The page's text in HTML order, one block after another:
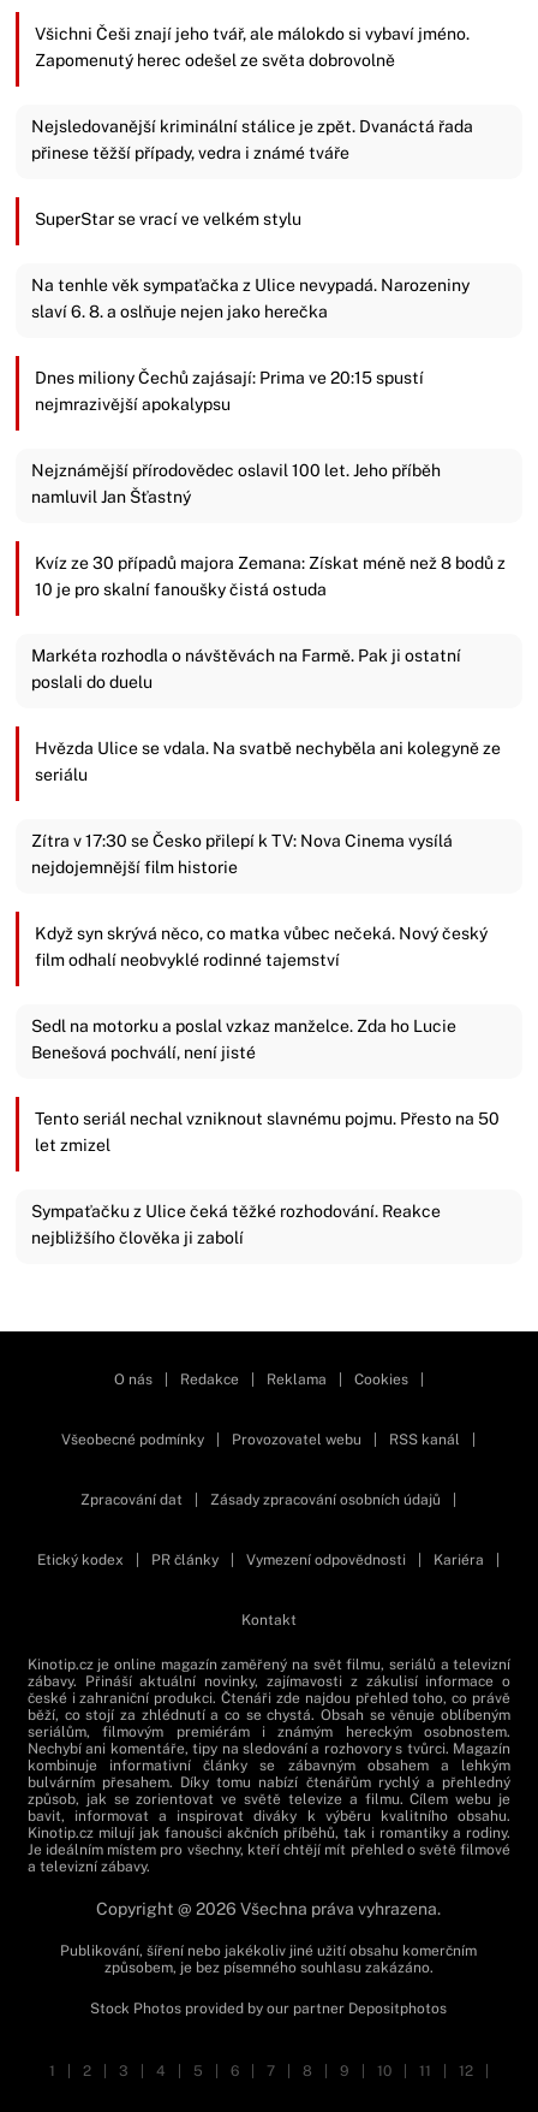
Všichni Češi znají jeho tvář, ale málokdo si vybaví jméno.
Zapomenutý herec odešel ze světa dobrovolně
Nejsledovanější kriminální stálice je zpět. Dvanáctá řada
přinese těžší případy, vedra i známé tváře
SuperStar se vrací ve velkém stylu
Na tenhle věk sympaťačka z Ulice nevypadá. Narozeniny
slaví 6. 8. a oslňuje nejen jako herečka
Dnes miliony Čechů zajásají: Prima ve 20:15 spustí
nejmrazivější apokalypsu
Nejznámější přírodovědec oslavil 100 let. Jeho příběh
namluvil Jan Šťastný
Kvíz ze 30 případů majora Zemana: Získat méně než 8 bodů z
10 je pro skalní fanoušky čistá ostuda
Markéta rozhodla o návštěvách na Farmě. Pak ji ostatní
poslali do duelu
Hvězda Ulice se vdala. Na svatbě nechyběla ani kolegyně ze
seriálu
Zítra v 17:30 se Česko přilepí k TV: Nova Cinema vysílá
nejdojemnější film historie
Když syn skrývá něco, co matka vůbec nečeká. Nový český
film odhalí neobvyklé rodinné tajemství
Sedl na motorku a poslal vzkaz manželce. Zda ho Lucie
Benešová pochválí, není jisté
Tento seriál nechal vzniknout slavnému pojmu. Přesto na 50
let zmizel
Sympaťačku z Ulice čeká těžké rozhodování. Reakce
nejbližšího člověka ji zabolí
O nás Redakce Reklama Cookies
Všeobecné podmínky Provozovatel webu RSS kanál
Zpracování dat Zásady zpracování osobních údajů
Etický kodex PR články Vymezení odpovědnosti Kariéra
Kontakt
Kinotip.cz je online magazín zaměřený na svět filmu, seriálů a televizní
zábavy. Přináší aktuální novinky, zajímavosti z zákulisí informace o
české i zahraniční produkci. Čtenáři zde najdou přehled toho, co právě
běží, co stojí za zhlédnutí a co se chystá. Obsah se věnuje oblíbeným
seriálům, filmovým premiérám i známým hereckým osobnostem.
Nechybí ani komentáře, tipy na sledování a rozhovory s tvůrci. Magazín
kombinuje informativní články se zábavným obsahem a lehkým
bulvárním přesahem. Díky tomu nabízí čtenářům rychlý a přehledný
způsob, jak se zorientovat ve světě televize a filmu. Cílem webu je
bavit, informovat a inspirovat diváky k výběru kvalitního obsahu.
Kinotip.cz milují jak fanoušci akčních příběhů, tak i romantiky a rodiny.
Je ideálním místem pro všechny, kteří chtějí mít přehled o světě filmové
a televizní zábavy.
Copyright @ 2026 Všechna práva vyhrazena.
Publikování, šíření nebo jakékoliv jiné užití obsahu komerčním
způsobem, je bez písemného souhlasu zakázáno.
Stock Photos provided by our partner Depositphotos
1 2 3 4 5 6 7 8 9 10 11 12